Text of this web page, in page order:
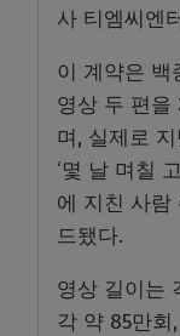
사 티엠씨엔
이 계약은 백
영상 두 편을
며, 실제로
‘몇 날 며칠
에 지친 사람
드됐다.
영상 길이는
각 약 85만회